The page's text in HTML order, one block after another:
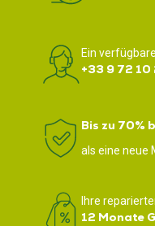
Ein
+33 9 72 10
Bis zu 70%
als eine neue
Ihre
12 Monate